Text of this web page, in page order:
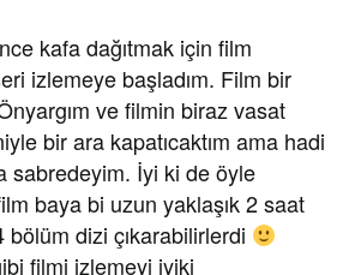
kafa dağıtmak için film
izlemeye başladım. Film bir
ve filmin biraz vasat
bir ara kapatıcaktım ama hadi
sabredeyim. İyi ki de öyle
baya bi uzun yaklaşık 2 saat
dizi çıkarabilirlerdi
filmi izlemeyi iyiki